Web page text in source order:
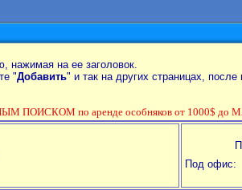
нажимая на ее заголовок.
"Добавить" и так на других страницах,
ПОИСКОМ по аренде особняков от 1000$ до
Под офис: